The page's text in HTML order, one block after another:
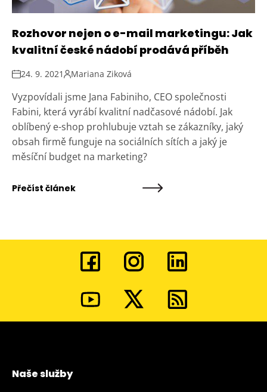
Rozhovor nejen o e-mail marketingu: Jak
kvalitní české nádobí prodává příběh
24. 9. 2021 Mariana Ziková
Vyzpovídali jsme Jana Fabiniho, CEO společnosti
Fabini, která vyrábí kvalitní nadčasové nádobí. Jak
oblíbený e-shop prohlubuje vztah se zákazníky, jaký
obsah firmě funguje na sociálních sítích a jaký je
měsíční budget na marketing?
Přečíst článek
Naše služby